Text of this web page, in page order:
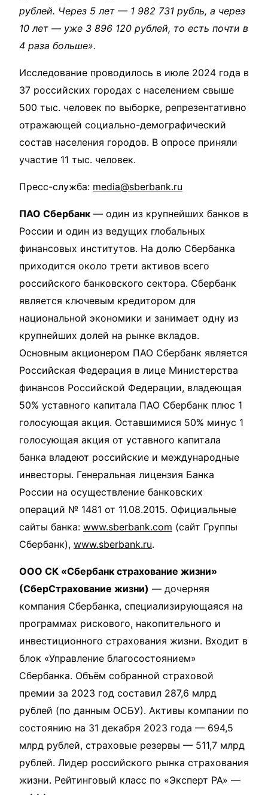
рублей. Через 5 лет — 1 982 731 рубль, а через
10 лет — уже 3 896 120 рублей, то есть почти в
4 раза больше».
Исследование проводилось в июле 2024 года в
37 российских городах с населением свыше
500 тыс. человек по выборке, репрезентативно
отражающей социально-демографический
состав населения городов. В опросе приняли
участие 11 тыс. человек.
Пресс-служба: media@sberbank.ru
ПАО Сбербанк — один из крупнейших банков в
России и один из ведущих глобальных
финансовых институтов. На долю Сбербанка
приходится около трети активов всего
российского банковского сектора. Сбербанк
является ключевым кредитором для
национальной экономики и занимает одну из
крупнейших долей на рынке вкладов.
Основным акционером ПАО Сбербанк является
Российская Федерация в лице Министерства
финансов Российской Федерации, владеющая
50% уставного капитала ПАО Сбербанк плюс 1
голосующая акция. Оставшимися 50% минус 1
голосующая акция от уставного капитала
банка владеют российские и международные
инвесторы. Генеральная лицензия Банка
России на осуществление банковских
операций № 1481 от 11.08.2015. Официальные
сайты банка: www.sberbank.com (сайт Группы
Сбербанк), www.sberbank.ru.
ООО СК «Сбербанк страхование жизни»
(СберСтрахование жизни) — дочерняя
компания Сбербанка, специализирующаяся на
программах рискового, накопительного и
инвестиционного страхования жизни. Входит в
блок «Управление благосостоянием»
Сбербанка. Объём собранной страховой
премии за 2023 год составил 287,6 млрд
рублей (по данным ОСБУ). Активы компании по
состоянию на 31 декабря 2023 года — 694,5
млрд рублей, страховые резервы — 511,7 млрд
рублей. Лидер российского рынка страхования
жизни. Рейтинговый класс по «Эксперт РА» —